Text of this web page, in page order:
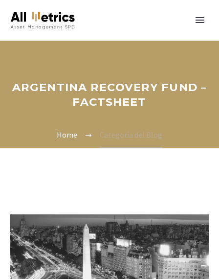
ARGENTINA RECOVERY FUND –
FACTSHEET
Home Categoría del Blog